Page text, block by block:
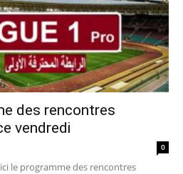
des rencontres
vendredi
0
le programme des rencontres